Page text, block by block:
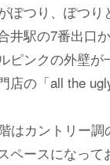
ぽつり、ぽつ
井駅の7番出口
ピンクの外壁
店の「all the
はカントリー
ペースになって